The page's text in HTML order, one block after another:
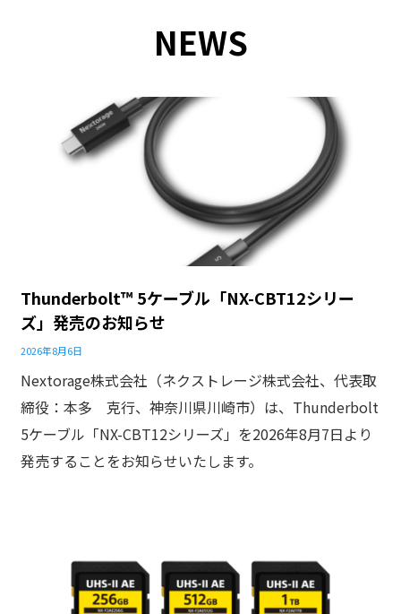
NEWS
Thunderbolt™ 5ケーブル「NX-CBT12シリー
ズ」発売のお知らせ
2026年8月6日
Nextorage株式会社（ネクストレージ株式会社、代表取
締役：本多 克行、神奈川県川崎市）は、Thunderbolt
5ケーブル「NX-CBT12シリーズ」を2026年8月7日より
発売することをお知らせいたします。